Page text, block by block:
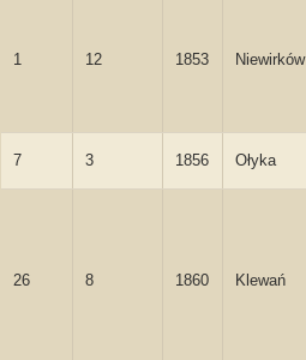
1 12 1853 Niewirków
7 3 1856 Ołyka
26 8 1860 Klewań